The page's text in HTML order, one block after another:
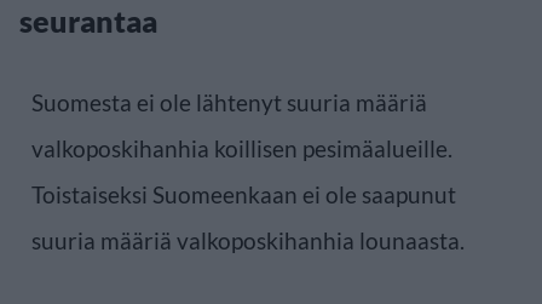
seurantaa
Suomesta ei ole lähtenyt suuria määriä
valkoposkihanhia koillisen pesimäalueille.
Toistaiseksi Suomeenkaan ei ole saapunut
suuria määriä valkoposkihanhia lounaasta.